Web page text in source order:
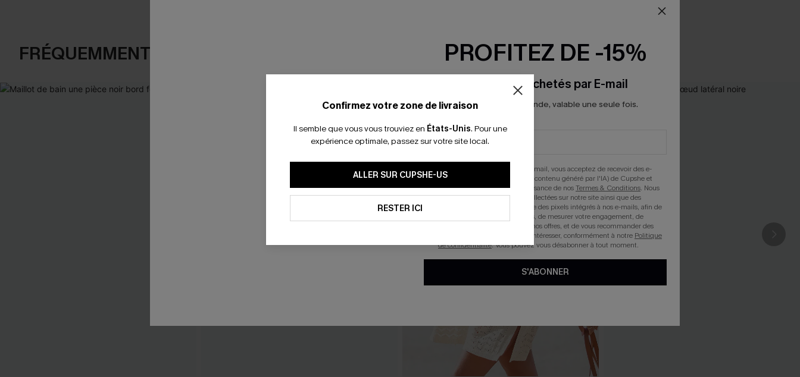
FRÉQUEMMENT ACHETÉS ENSEMBLE
Confirmez votre zone de livraison
Il semble que vous vous trouviez en États-Unis. Pour une
expérience optimale, passez sur votre site local.
ALLER SUR CUPSHE-US
RESTER ICI
PROFITEZ DE -15%
-15% dès 2 Achetés par E-mail
*Un code par commande, valable une seule fois.
En soumettant votre adresse e-mail, vous acceptez de recevoir des e-
mails marketing (y compris du contenu généré par l'IA) de Cupshe et
reconnaissez avoir pris connaissance de nosTermes & Conditions. Nous
pouvons utiliser les données collectées sur notre site ainsi que des
technologies de suivi, telles que des pixels intégrés à nos e-mails, afin de
savoir si ceux-ci ont été ouverts, de mesurer votre engagement, de
personnaliser nos contenus et nos offres, et de vous recommander des
produits susceptibles de vous intéresser, conformément à notre Politique
de confidentialité. Vous pouvez vous désabonner à tout moment.
S'ABONNER